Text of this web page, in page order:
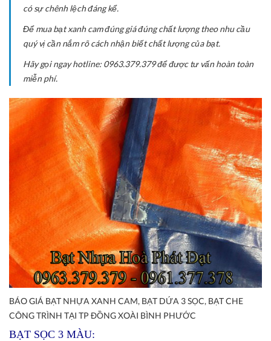
có sự chênh lệch đáng kể.
Để mua bạt xanh cam đúng giá đúng chất lượng theo nhu cầu
quý vị cần nắm rõ cách nhận biết chất lượng của bạt.
Hãy gọi ngay hotline: 0963.379.379 để được tư vấn hoàn toàn
miễn phí.
BÁO GIÁ BẠT NHỰA XANH CAM, BẠT DỨA 3 SỌC, BẠT CHE
CÔNG TRÌNH TẠI TP ĐỒNG XOÀI BÌNH PHƯỚC
BẠT SỌC 3 MÀU: